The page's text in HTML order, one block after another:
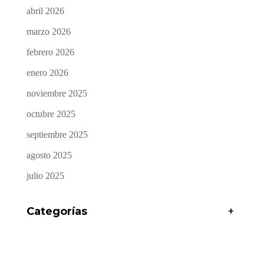
abril 2026
marzo 2026
febrero 2026
enero 2026
noviembre 2025
octubre 2025
septiembre 2025
agosto 2025
julio 2025
Categorías +